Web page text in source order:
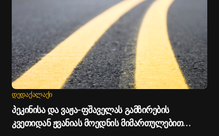
ᲓᲔᲓᲐᲥᲐᲚᲐᲥᲘ
პეკინისა და ვაჟა-ფშაველას გამზირების
კვეთიდან ჟვანიას მოედნის მიმართულებით